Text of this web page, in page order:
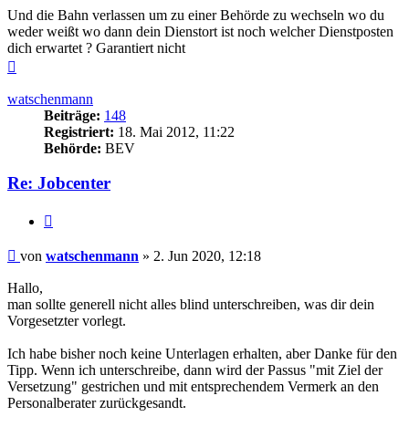
Und die Bahn verlassen um zu einer Behörde zu wechseln wo du
weder weißt wo dann dein Dienstort ist noch welcher Dienstposten
dich erwartet ? Garantiert nicht
watschenmann
Beiträge: 148
Registriert: 18. Mai 2012, 11:22
Behörde: BEV
Re: Jobcenter
Beitrag
von watschenmann » 2. Jun 2020, 12:18
Hallo,
man sollte generell nicht alles blind unterschreiben, was dir dein
Vorgesetzter vorlegt.
Ich habe bisher noch keine Unterlagen erhalten, aber Danke für den
Tipp. Wenn ich unterschreibe, dann wird der Passus "mit Ziel der
Versetzung" gestrichen und mit entsprechendem Vermerk an den
Personalberater zurückgesandt.